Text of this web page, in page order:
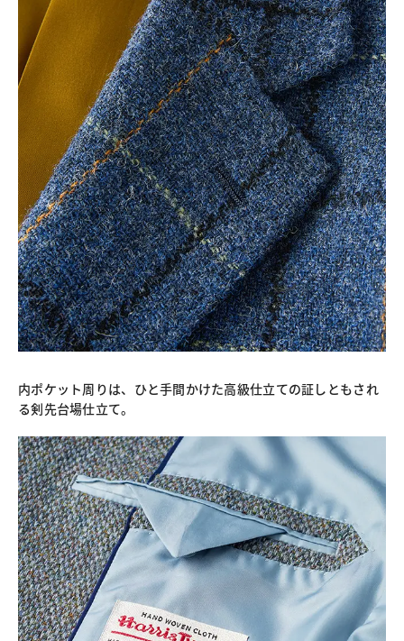
内ポケット周りは、ひと手間かけた高級仕立ての証しともされ
る剣先台場仕立て。